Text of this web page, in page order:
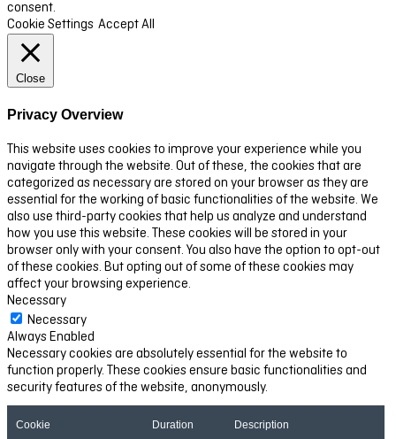
consent.
Cookie Settings Accept All
Close
Privacy Overview
This website uses cookies to improve your experience while you
navigate through the website. Out of these, the cookies that are
categorized as necessary are stored on your browser as they are
essential for the working of basic functionalities of the website. We
also use third-party cookies that help us analyze and understand
how you use this website. These cookies will be stored in your
browser only with your consent. You also have the option to opt-out
of these cookies. But opting out of some of these cookies may
affect your browsing experience.
Necessary
Necessary
Always Enabled
Necessary cookies are absolutely essential for the website to
function properly. These cookies ensure basic functionalities and
security features of the website, anonymously.
Cookie Duration Description